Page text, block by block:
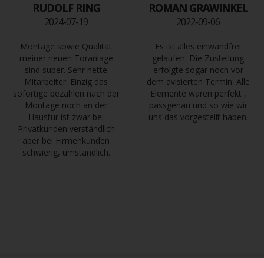
RUDOLF RING
2024-07-19
Montage sowie Qualität
meiner neuen Toranlage
sind super. Sehr nette
Mitarbeiter. Einzig das
sofortige bezahlen nach der
Montage noch an der
Haustür ist zwar bei
Privatkunden verständlich
aber bei Firmenkunden
schwierig, umständlich.
ROMAN GRAWINKEL
2022-09-06
Es ist alles einwandfrei
gelaufen. Die Zustellung
erfolgte sogar noch vor
dem avisierten Termin. Alle
Elemente waren perfekt ,
passgenau und so wie wir
uns das vorgestellt haben.